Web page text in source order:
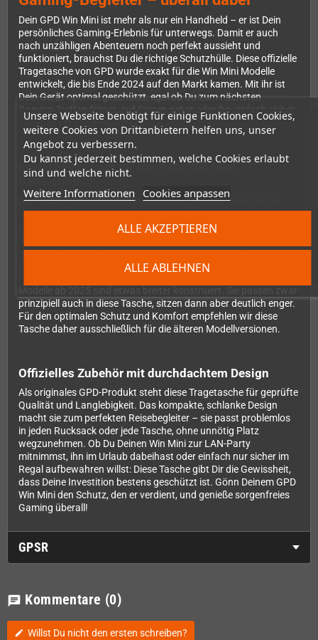
Unsere Webseite benötigt für einige Funktionen Cookies,
weitere Cookies von Drittanbietern helfen uns, unser
Angebot zu verbessern.
Du kannst jederzeit bestimmen, welche Cookies erlaubt
sind und welche nicht.
Weitere Informationen Cookies anpassen
ALLE ABLEHNEN
ALLE AKZEPTIEREN
Dein GPD Win Mini ist mehr als nur ein Handheld – er ist Dein
persönliches Gaming-Erlebnis für unterwegs. Damit er auch
nach unzähligen Abenteuern noch perfekt aussieht und
funktioniert, brauchst Du die richtige Schutzhülle. Diese offizielle
Tragetasche von GPD wurde exakt für die Win Mini Modelle
entwickelt, die bis Ende 2024 auf den Markt kamen. Mit ihr ist
Dein Gerät optimal geschützt, egal ob Du zum nächsten
Gaming-Treffen fährst, auf Reisen gehst oder ihn einfach sicher
zuhause verstauen möchtest.
Präzise Passform für die erste Win Mini
Die Tasche wurde millimetergenau auf die Abmessungen der
Vor-2025er Win Mini Modelle abgestimmt. Das bedeutet: Dein
Handheld sitzt fest und sicher, ohne zu verrutschen oder
wehrt Stöße zuverlässig ab und hält Kratzer fern, während das
weiche Innenfutter dafür sorgt, dass Display und Gehäuse
prinzipiell auch in diese Tasche, sitzen dann aber deutlich enger.
Für den optimalen Schutz und Komfort empfehlen wir diese
Tasche daher ausschließlich für die älteren Modellversionen.
Offizielles Zubehör mit durchdachtem Design
Als originales GPD-Produkt steht diese Tragetasche für geprüfte
Qualität und Langlebigkeit. Das kompakte, schlanke Design
macht sie zum perfekten Reisebegleiter – sie passt problemlos
in jeden Rucksack oder jede Tasche, ohne unnötig Platz
wegzunehmen. Ob Du Deinen Win Mini zur LAN-Party
mitnimmst, ihn im Urlaub dabeihast oder einfach nur sicher im
Regal aufbewahren willst: Diese Tasche gibt Dir die Gewissheit,
dass Deine Investition bestens geschützt ist. Gönn Deinem GPD
Win Mini den Schutz, den er verdient, und genieße sorgenfreies
Gaming überall!
GPSR
chat Kommentare (0)
edit Willst Du nicht den ersten schreiben?